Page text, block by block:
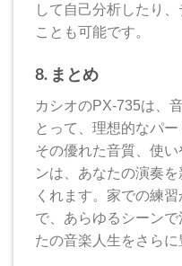
して自己分析したり
ことも可能です。
8. まとめ
カシオのPX-735は、
とって、理想的なパ
その優れた音質、使
ンは、あなたの演奏
くれます。家での練
で、あらゆるシーン
たの音楽人生をさらに